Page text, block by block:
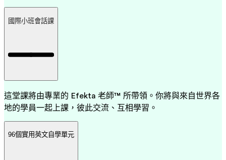
國際小班會話課
這堂課將由專業的 Efekta 老師™ 所帶領。你將與來自世界各
地的學員一起上課，彼此交流、互相學習。
96個實用英文自學單元